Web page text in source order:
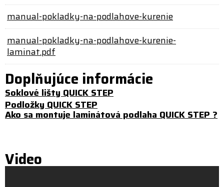
manual-pokladky-na-podlahove-kurenie
manual-pokladky-na-podlahove-kurenie-
laminat.pdf
Doplňujúce informácie
Soklové lišty QUICK STEP
Podložky QUICK STEP
Ako sa montuje laminátová podlaha QUICK STEP ?
Video